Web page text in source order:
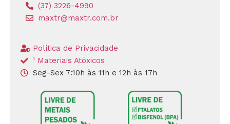
(37) 3226-4990
maxtr@maxtr.com.br
Política de Privacidade
¹ Materiais Atóxicos
Seg-Sex 7:10h às 11h e 12h às 17h